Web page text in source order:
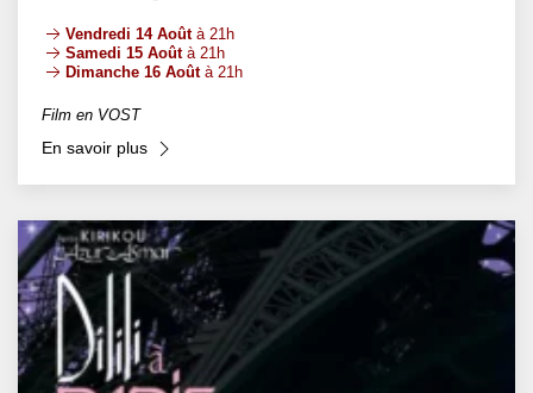
Vendredi 14 Aoûtà 21h
Samedi 15 Aoûtà 21h
Dimanche 16 Aoûtà 21h
Film en VOST
En savoir plus